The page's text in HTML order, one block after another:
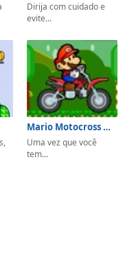
Dirija com cuidado e
evite...
Mario Motocross Mania
Uma vez que você
tem...